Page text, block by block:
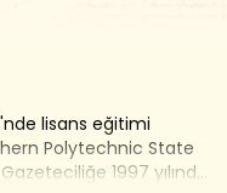
lisans eğitimi
Polytechnic State
1997 yılında